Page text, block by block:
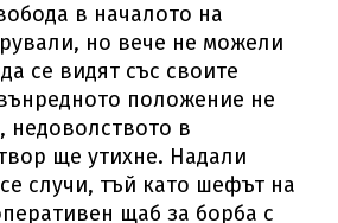
в началото на
но вече не можели
се видят със своите
положение не
недоволството в
ще утихне. Надали
случи, тъй като шефът на
щаб за борба с